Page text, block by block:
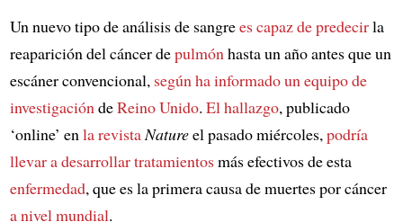
Un nuevo tipo de análisis de sangrees capaz de predecirla
reaparición del cáncer depulmónhasta un año antes que un
escáner convencional, según ha informadoun equipo de
investigacióndeReino Unido. El hallazgo, publicado
‘online’ enla revistaNatureel pasado miércoles,podría
llevar a desarrollartratamientosmás efectivos de esta
enfermedad, que es la primera causa de muertes por cáncer
a nivel mundial.